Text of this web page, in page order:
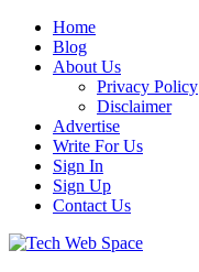
Home
Blog
About Us
Privacy Policy
Disclaimer
Advertise
Write For Us
Sign In
Sign Up
Contact Us